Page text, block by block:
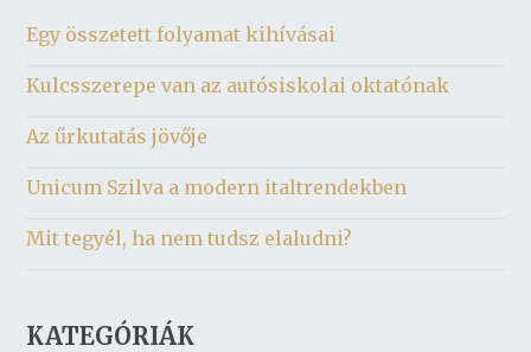
Egy összetett folyamat kihívásai
Kulcsszerepe van az autósiskolai oktatónak
Az űrkutatás jövője
Unicum Szilva a modern italtrendekben
Mit tegyél, ha nem tudsz elaludni?
KATEGÓRIÁK